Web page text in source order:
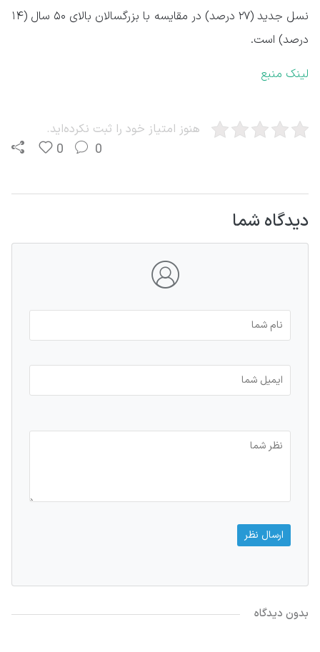
نسل جدید (۲۷ درصد) در مقایسه با بزرگسالان بالای ۵۰ سال (۱۴
درصد) است.
لینک منبع
هنوز امتیاز خود را ثبت نکرده‌اید.
0 0
دیدگاه شما
بدون دیدگاه